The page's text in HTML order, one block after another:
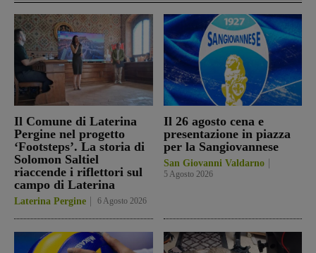
Il Comune di Laterina
Pergine nel progetto
‘Footsteps’. La storia di
Solomon Saltiel
riaccende i riflettori sul
campo di Laterina
Laterina Pergine 6 Agosto 2026
Il 26 agosto cena e
presentazione in piazza
per la Sangiovannese
San Giovanni Valdarno
5 Agosto 2026